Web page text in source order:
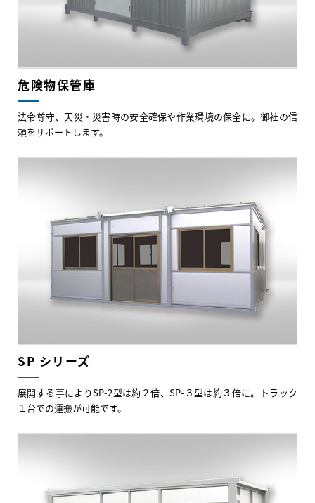
危険物保管庫
法令尊守、天災・災害時の安全確保や作業環境の保全に。御社の信
頼をサポートします。
SP シリーズ
展開する事によりSP-2型は約２倍、SP-３型は約３倍に。トラック
１台での運搬が可能です。